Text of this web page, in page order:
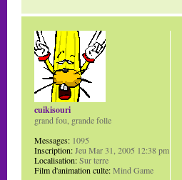
cuikisouri
grand fou, grande folle
Messages: 1095
Inscription:Jeu Mar 31, 2005 12:38 pm
Localisation:Sur terre
Film d'animation culte:Mind Game